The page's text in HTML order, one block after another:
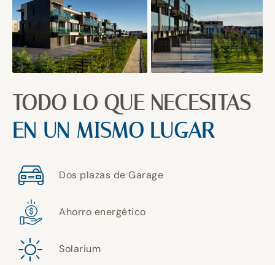
TODO LO QUE NECESITAS
EN UN MISMO LUGAR
Dos plazas de Garage
Ahorro energético
Solarium